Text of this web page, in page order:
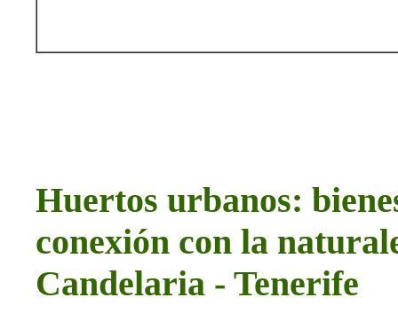
Huertos urbanos:
conexión con la
Candelaria - Tenerife